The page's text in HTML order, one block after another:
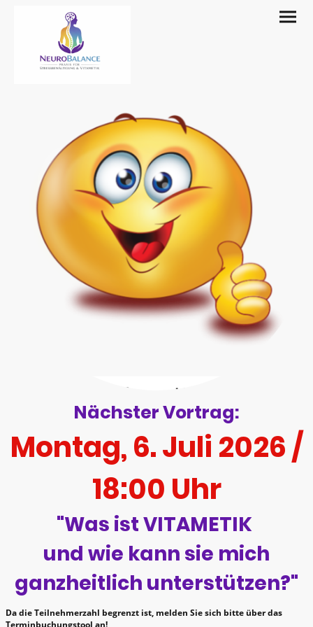
Nächster Vortrag:
Montag, 6. Juli 2026 /
18:00 Uhr
"Was ist VITAMETIK
und wie kann sie mich
ganzheitlich unterstützen?"
Da die Teilnehmerzahl begrenzt ist, melden Sie sich bitte über das
Terminbuchungstool an!